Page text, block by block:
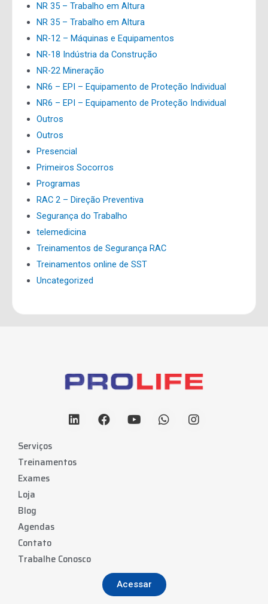
NR 35 – Trabalho em Altura
NR 35 – Trabalho em Altura
NR-12 – Máquinas e Equipamentos
NR-18 Indústria da Construção
NR-22 Mineração
NR6 – EPI – Equipamento de Proteção Individual
NR6 – EPI – Equipamento de Proteção Individual
Outros
Outros
Presencial
Primeiros Socorros
Programas
RAC 2 – Direção Preventiva
Segurança do Trabalho
telemedicina
Treinamentos de Segurança RAC
Treinamentos online de SST
Uncategorized
Serviços
Treinamentos
Exames
Loja
Blog
Agendas
Contato
Trabalhe Conosco
Acessar